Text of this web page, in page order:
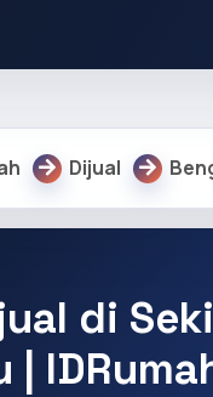
in /home/idrumah/
Dijual
di
|